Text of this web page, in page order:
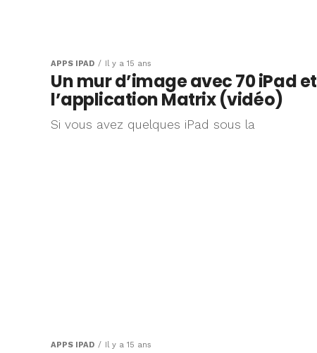
APPS IPAD Il y a 15 ans
Un mur d’image avec 70 iPad et
l’application Matrix (vidéo)
Si vous avez quelques iPad sous la
APPS IPAD Il y a 15 ans